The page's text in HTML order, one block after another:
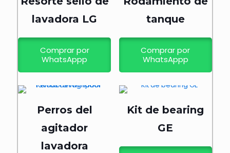
lavadora LG
Comprar por
WhatsAppp
tanque
Comprar por
WhatsAppp
Perros del
agitador
lavadora
Kit de bearing
GE